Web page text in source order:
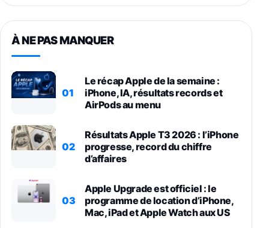
À NE PAS MANQUER
01
Le récap Apple de la semaine :
iPhone, IA, résultats records et
AirPods au menu
02
Résultats Apple T3 2026 : l’iPhone
progresse, record du chiffre
d’affaires
03
Apple Upgrade est officiel : le
programme de location d’iPhone,
Mac, iPad et Apple Watch aux US